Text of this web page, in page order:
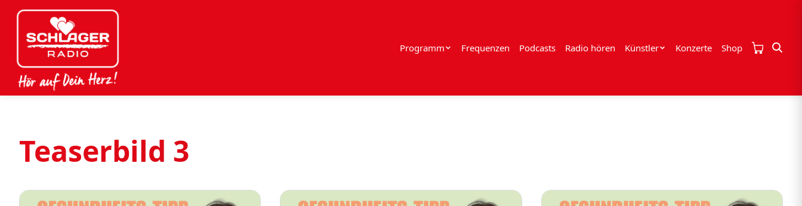
Programm Frequenzen Podcasts Radio hören Künstler Konzerte Shop
Teaserbild 3